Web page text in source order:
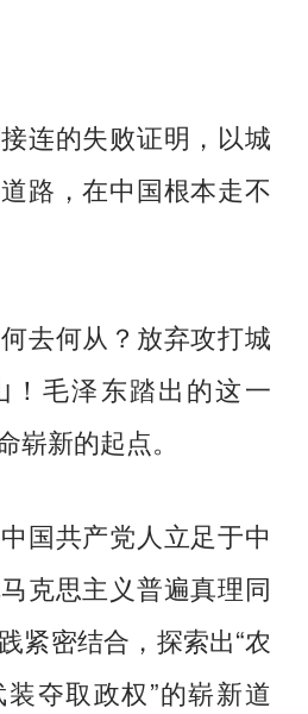
的失败证明，以城
路，在中国根本走不
何从？放弃攻打城
！毛泽东踏出的这一
崭新的起点。
共产党人立足于中
克思主义普遍真理同
紧密结合，探索出“农
夺取政权”的崭新道